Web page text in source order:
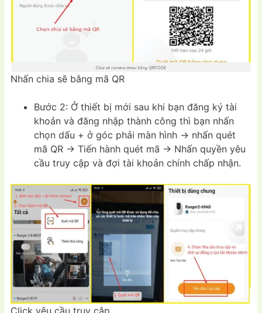
Nhấn chia sẽ bằng mã QR
Bước 2: Ở thiết bị mới sau khi bạn đăng ký tài
khoản và đăng nhập thành công thì bạn nhấn
chọn dấu + ở góc phải màn hình -> nhấn quét
mã QR -> Tiến hành quét mã -> Nhấn quyền yêu
cầu truy cập và đợi tài khoản chính chấp nhận.